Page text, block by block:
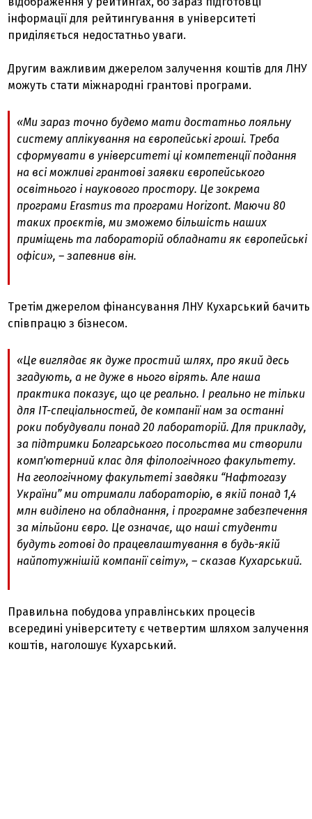
інформації для рейтингування в університеті
приділяється недостатньо уваги.
Другим важливим джерелом залучення коштів для ЛНУ
можуть стати міжнародні грантові програми.
«Ми зараз точно будемо мати достатньо лояльну
систему аплікування на європейські гроші. Треба
сформувати в університеті ці компетенції подання
на всі можливі грантові заявки європейського
освітнього і наукового простору. Це зокрема
програми Erasmus та програми Horizont. Маючи 80
таких проєктів, ми зможемо більшість наших
приміщень та лабораторій обладнати як європейські
офіси», – запевнив він.
Третім джерелом фінансування ЛНУ Кухарський бачить
співпрацю з бізнесом.
«Це виглядає як дуже простий шлях, про який десь
згадують, а не дуже в нього вірять. Але наша
практика показує, що це реально. І реально не тільки
для IT-спеціальностей, де компанії нам за останні
роки побудували понад 20 лабораторій. Для прикладу,
за підтримки Болгарського посольства ми створили
комп'ютерний клас для філологічного факультету.
На геологічному факультеті завдяки “Нафтогазу
України” ми отримали лабораторію, в якій понад 1,4
млн виділено на обладнання, і програмне забезпечення
за мільйони євро. Це означає, що наші студенти
будуть готові до працевлаштування в будь-якій
найпотужнішій компанії світу», – сказав Кухарський.
Правильна побудова управлінських процесів
всередині університету є четвертим шляхом залучення
коштів, наголошує Кухарський.